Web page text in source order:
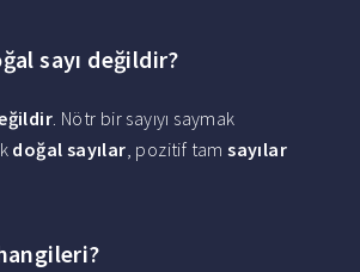
sayı değildir?
. Nötr bir sayıyı saymak
doğal sayılar, pozitif tamsayılar